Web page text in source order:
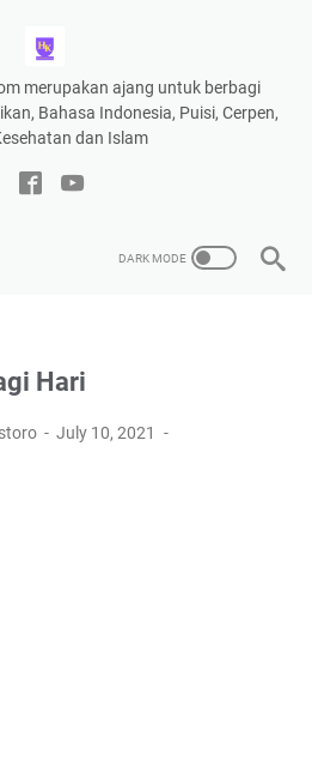
merupakan ajang untuk berbagi
Bahasa Indonesia, Puisi, Cerpen,
dan Islam
Hari
July 10, 2021